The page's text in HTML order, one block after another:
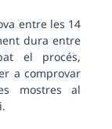
entre les 14
dura entre
el procés,
a comprovar
mostres al